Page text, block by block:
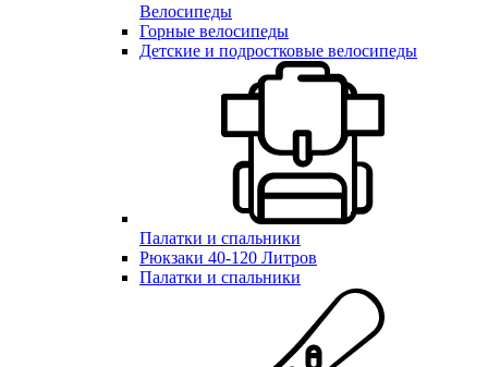
Велосипеды
Горные велосипеды
Детские и подростковые велосипеды
Палатки и спальники
Рюкзаки 40-120 Литров
Палатки и спальники